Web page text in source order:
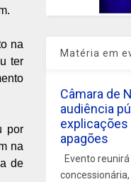
na
ter
por
na
de
Matéria em
Câmara de
audiência
explicações
apagões
Evento